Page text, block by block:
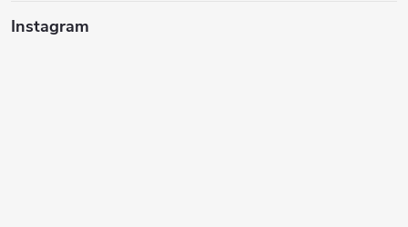
Instagram